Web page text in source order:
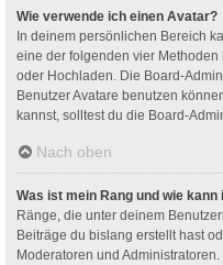
Wie verwende ich einen Avatar?
In deinem persönlichen Bereich
eine der folgenden vier Methoden
oder Hochladen. Die Board-
Benutzer Avatare benutzen
kannst, solltest du die Board-
Nach oben
Was ist mein Rang und wie kann
Ränge, die unter deinem
Beiträge du bislang erstellt hast
Moderatoren und